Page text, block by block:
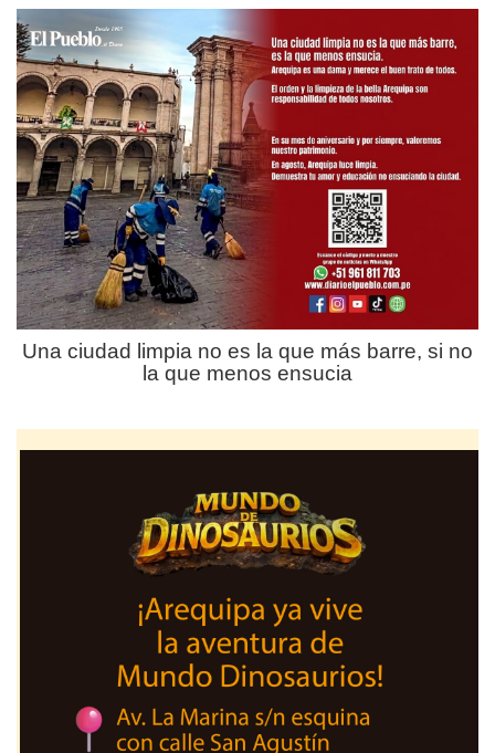
Una ciudad limpia no es la que más barre, si no
la que menos ensucia